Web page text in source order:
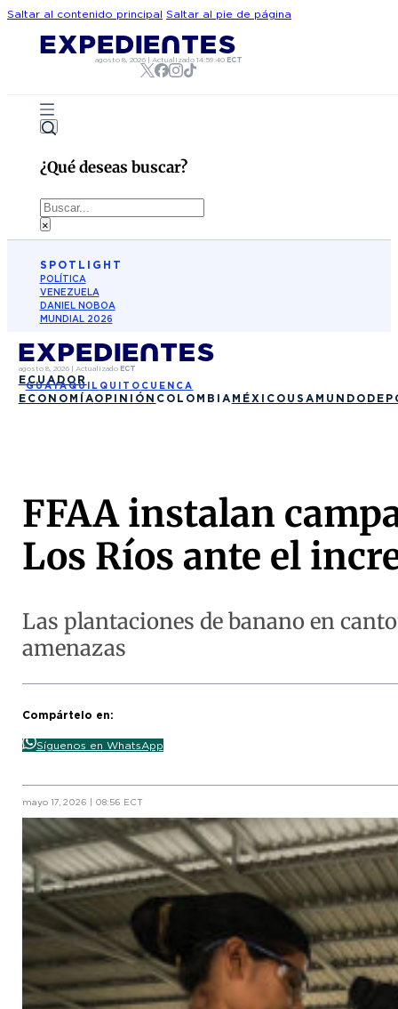
Saltar al contenido principal Saltar al pie de página
agosto 8, 2026 |Actualizado14:59:40 ECT
¿Qué deseas buscar?
Buscar
×
SPOTLIGHT
POLÍTICA
VENEZUELA
DANIEL NOBOA
MUNDIAL 2026
agosto 8, 2026| Actualizado ECT
ECUADOR
GUAYAQUIL QUITO CUENCA
ECONOMÍAOPINIÓN COLOMBIA MÉXICO USA MUNDO
FFAA instalan
Los Ríos ante el
Las plantaciones de banano en
amenazas
Compártelo en:
Síguenos en WhatsApp
mayo 17, 2026 | 08:56 ECT